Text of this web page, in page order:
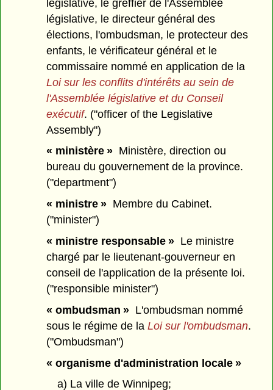
législative, le greffier de l'Assemblée
législative, le directeur général des
élections, l'ombudsman, le protecteur des
enfants, le vérificateur général et le
commissaire nommé en application de la
Loi sur les conflits d'intérêts au sein de
l'Assemblée législative et du Conseil
exécutif. ("officer of the Legislative
Assembly")
« ministère » Ministère, direction ou
bureau du gouvernement de la province.
("department")
« ministre » Membre du Cabinet.
("minister")
« ministre responsable » Le ministre
chargé par le lieutenant-gouverneur en
conseil de l'application de la présente loi.
("responsible minister")
« ombudsman » L'ombudsman nommé
sous le régime de laLoi sur l'ombudsman.
("Ombudsman")
« organisme d'administration locale »
a) La ville de Winnipeg;